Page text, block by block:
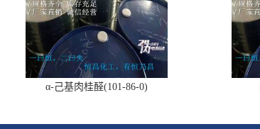
α-己基肉桂醛(101-86-0)